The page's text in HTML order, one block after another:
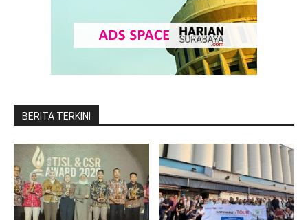
BERITA TERKINI